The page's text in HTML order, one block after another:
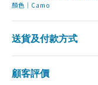
顏色｜Camo
送貨及付款方式
顧客評價